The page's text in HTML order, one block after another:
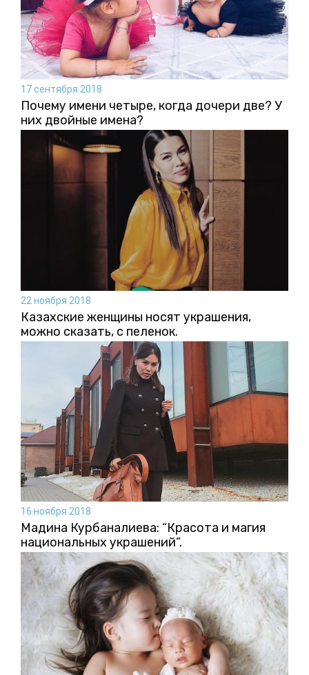
17 сентября 2018
Почему имени четыре, когда дочери две? У
них двойные имена?
22 ноября 2018
Казахские женщины носят украшения,
можно сказать, с пеленок.
16 ноября 2018
Мадина Курбаналиева: “Красота и магия
национальных украшений”.